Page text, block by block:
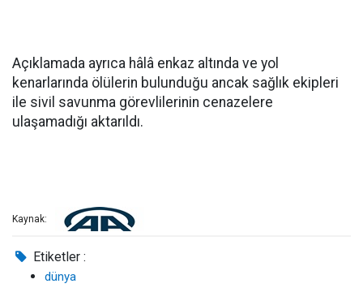
Açıklamada ayrıca hâlâ enkaz altında ve yol
kenarlarında ölülerin bulunduğu ancak sağlık ekipleri
ile sivil savunma görevlilerinin cenazelere
ulaşamadığı aktarıldı.
Kaynak:
Etiketler :
dünya